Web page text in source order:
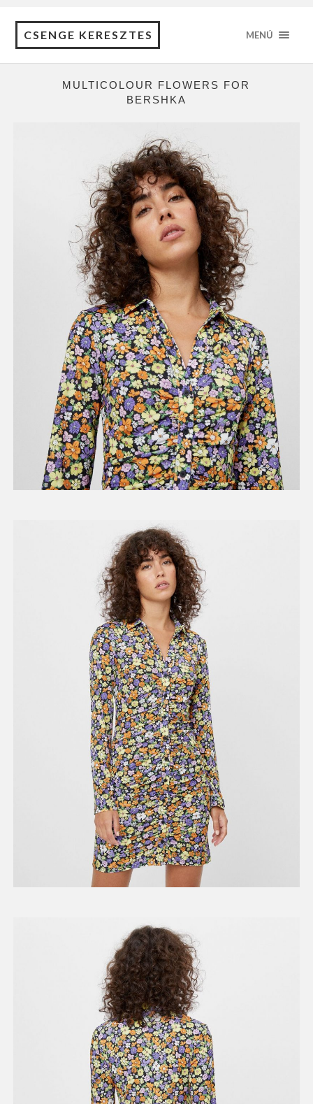
CSENGE KERESZTES MENÚ
MULTICOLOUR FLOWERS FOR
BERSHKA